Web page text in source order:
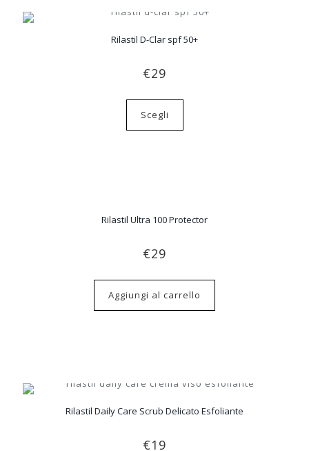
Rilastil D-Clar spf 50+
€29
Scegli
Rilastil Ultra 100 Protector
€29
Aggiungi al carrello
Rilastil Daily Care Scrub Delicato Esfoliante
€19